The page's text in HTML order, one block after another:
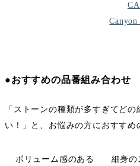
Canyon
●おすすめの品番組み合わせ
「ストーンの種類が多すぎてど
い！」と、お悩みの方におすすめ
ボリューム感のある
細身の